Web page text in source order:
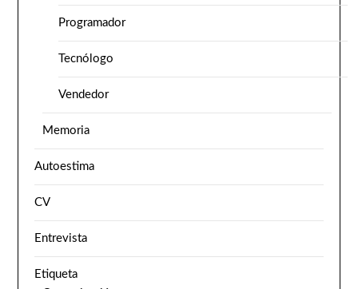
Programador
Tecnólogo
Vendedor
Memoria
Autoestima
CV
Entrevista
Etiqueta